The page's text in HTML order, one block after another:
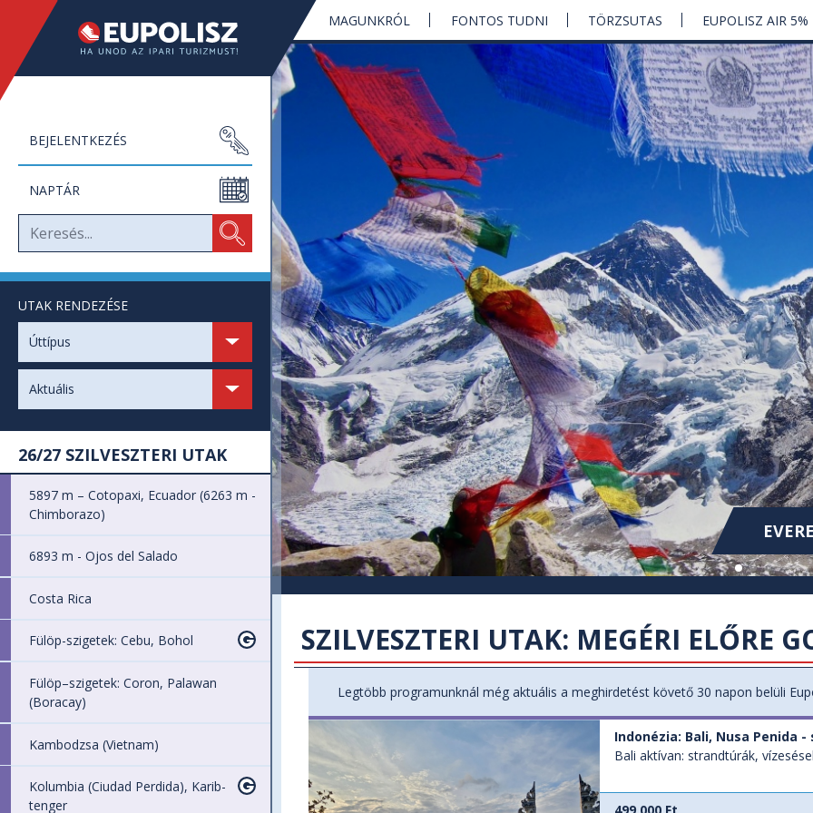
BEJELENTKEZÉS
NAPTÁR
UTAK RENDEZÉSE
Úttípus
Aktuális
26/27 SZILVESZTERI UTAK
5897 m – Cotopaxi, Ecuador (6263 m -
Chimborazo)
6893 m - Ojos del Salado
Costa Rica
Fülöp-szigetek: Cebu, Bohol
Fülöp–szigetek: Coron, Palawan
(Boracay)
Kambodzsa (Vietnam)
Kolumbia (Ciudad Perdida), Karib-
tenger
MAGUNKRÓL FONTOS TUDNI TÖRZSUTAS EUPOLISZ AIR 5%
SZILVESZTERI UTAK: MEGÉRI ELŐRE
Legtöbb programunknál még aktuális a meghirdetést követő 30 napon belüli
Indonézia: Bali, Nusa Penida
Bali aktívan: strandtúrák,